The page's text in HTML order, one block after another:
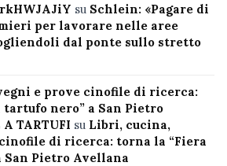
su Schlein: «Pagare di
per lavorare nelle aree
dal ponte sullo stretto
e prove cinofile di ricerca:
nero” a San Pietro
TARTUFI su Libri, cucina,
di ricerca: torna la “Fiera
San Pietro Avellana